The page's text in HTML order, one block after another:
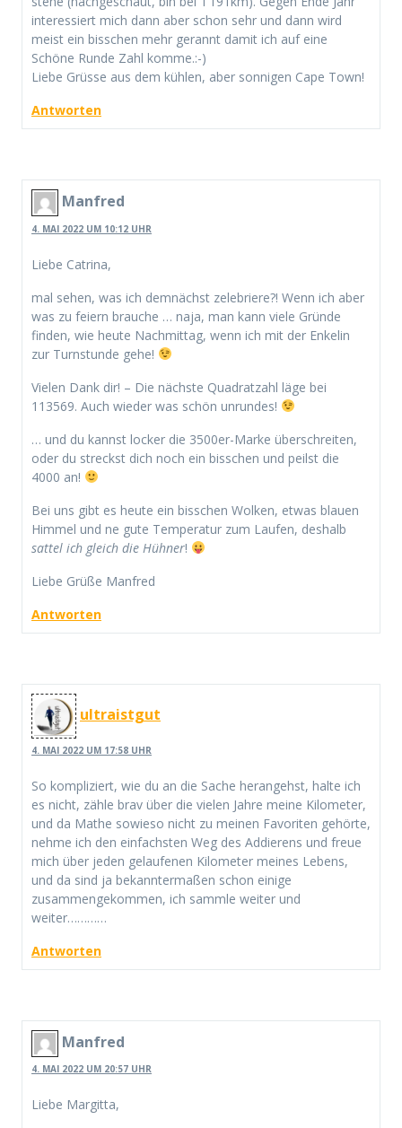
interessiert mich dann aber schon sehr und dann wird
meist ein bisschen mehr gerannt damit ich auf eine
Schöne Runde Zahl komme.:-)
Liebe Grüsse aus dem kühlen, aber sonnigen Cape Town!
Antworten
Manfred
4. MAI 2022 UM 10:12 UHR
Liebe Catrina,
mal sehen, was ich demnächst zelebriere?! Wenn ich aber
was zu feiern brauche … naja, man kann viele Gründe
finden, wie heute Nachmittag, wenn ich mit der Enkelin
zur Turnstunde gehe!
Vielen Dank dir! – Die nächste Quadratzahl läge bei
113569. Auch wieder was schön unrundes!
… und du kannst locker die 3500er-Marke überschreiten,
oder du streckst dich noch ein bisschen und peilst die
4000 an!
Bei uns gibt es heute ein bisschen Wolken, etwas blauen
Himmel und ne gute Temperatur zum Laufen, deshalb
sattel ich gleich die Hühner!
Liebe Grüße Manfred
Antworten
ultraistgut
4. MAI 2022 UM 17:58 UHR
So kompliziert, wie du an die Sache herangehst, halte ich
es nicht, zähle brav über die vielen Jahre meine Kilometer,
und da Mathe sowieso nicht zu meinen Favoriten gehörte,
nehme ich den einfachsten Weg des Addierens und freue
mich über jeden gelaufenen Kilometer meines Lebens,
und da sind ja bekanntermaßen schon einige
zusammengekommen, ich sammle weiter und
weiter…………
Antworten
Manfred
4. MAI 2022 UM 20:57 UHR
Liebe Margitta,